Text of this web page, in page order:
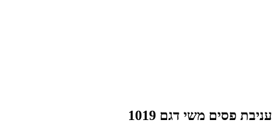
עניבת פסים משי דגם 1019